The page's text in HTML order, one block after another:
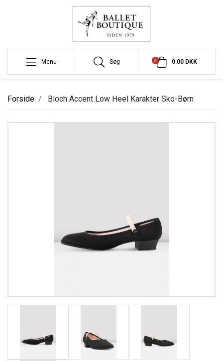
Menu Søg 0 0.00 DKK
Forside Bloch Accent Low Heel Karakter Sko-Børn